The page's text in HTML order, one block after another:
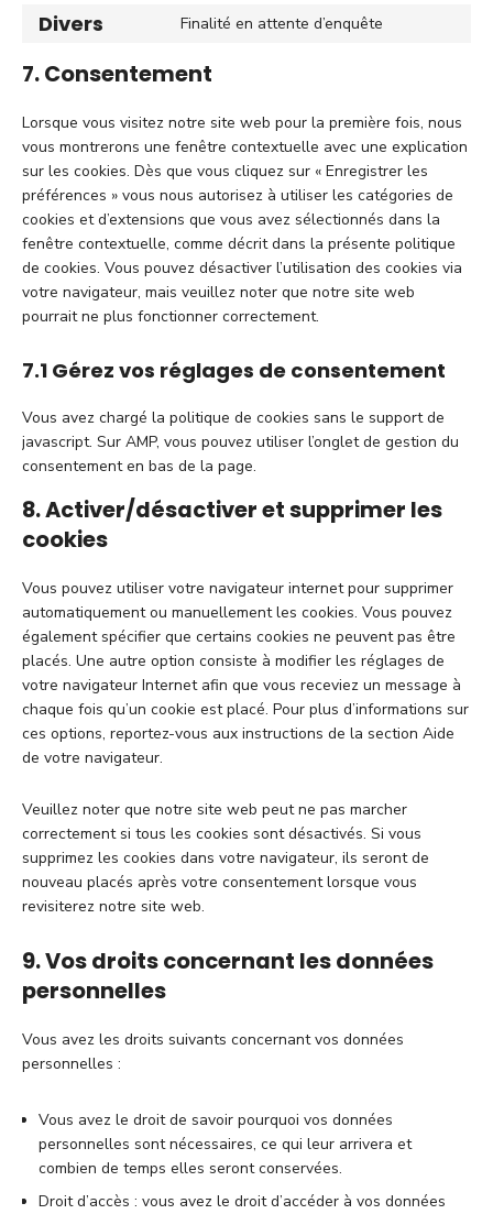
Divers Finalité en attente d’enquête
7. Consentement
Lorsque vous visitez notre site web pour la première fois, nous
vous montrerons une fenêtre contextuelle avec une explication
sur les cookies. Dès que vous cliquez sur « Enregistrer les
préférences » vous nous autorisez à utiliser les catégories de
cookies et d’extensions que vous avez sélectionnés dans la
fenêtre contextuelle, comme décrit dans la présente politique
de cookies. Vous pouvez désactiver l’utilisation des cookies via
votre navigateur, mais veuillez noter que notre site web
pourrait ne plus fonctionner correctement.
7.1 Gérez vos réglages de consentement
Vous avez chargé la politique de cookies sans le support de
javascript. Sur AMP, vous pouvez utiliser l’onglet de gestion du
consentement en bas de la page.
8. Activer/désactiver et supprimer les
cookies
Vous pouvez utiliser votre navigateur internet pour supprimer
automatiquement ou manuellement les cookies. Vous pouvez
également spécifier que certains cookies ne peuvent pas être
placés. Une autre option consiste à modifier les réglages de
votre navigateur Internet afin que vous receviez un message à
chaque fois qu’un cookie est placé. Pour plus d’informations sur
ces options, reportez-vous aux instructions de la section Aide
de votre navigateur.
Veuillez noter que notre site web peut ne pas marcher
correctement si tous les cookies sont désactivés. Si vous
supprimez les cookies dans votre navigateur, ils seront de
nouveau placés après votre consentement lorsque vous
revisiterez notre site web.
9. Vos droits concernant les données
personnelles
Vous avez les droits suivants concernant vos données
personnelles :
Vous avez le droit de savoir pourquoi vos données
personnelles sont nécessaires, ce qui leur arrivera et
combien de temps elles seront conservées.
Droit d’accès : vous avez le droit d’accéder à vos données